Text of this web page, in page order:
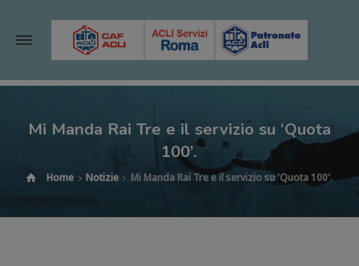
Mi Manda Rai Tre e il servizio su ‘Quota
100’.
Home Notizie Mi Manda Rai Tre e il servizio su 'Quota 100'.